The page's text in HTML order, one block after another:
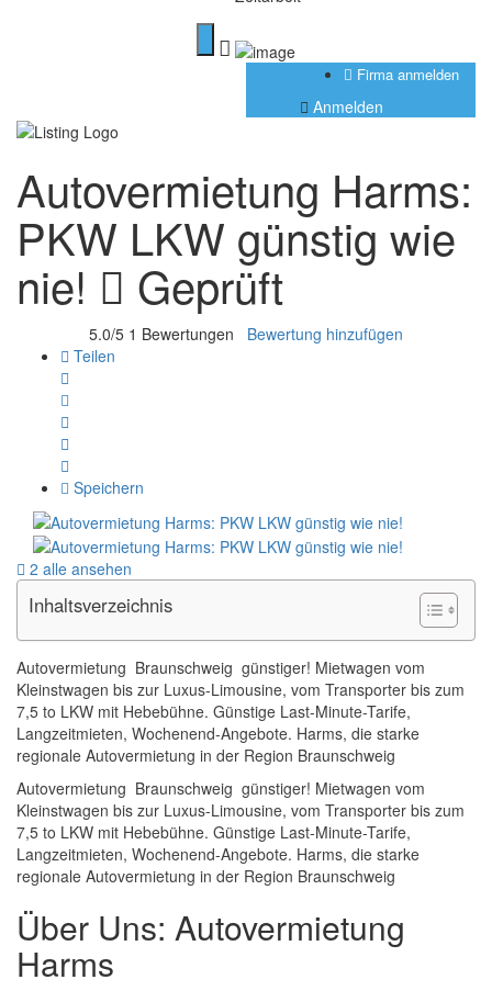
Firma anmelden
Anmelden
Autovermietung Harms:
PKW LKW günstig wie
nie! Geprüft
5.0/5 1 Bewertungen
Bewertung hinzufügen
Teilen
Speichern
2 alle ansehen
Inhaltsverzeichnis
Autovermietung Braunschweig günstiger! Mietwagen vom
Kleinstwagen bis zur Luxus-Limousine, vom Transporter bis zum
7,5 to LKW mit Hebebühne. Günstige Last-Minute-Tarife,
Langzeitmieten, Wochenend-Angebote. Harms, die starke
regionale Autovermietung in der Region Braunschweig
Autovermietung Braunschweig günstiger! Mietwagen vom
Kleinstwagen bis zur Luxus-Limousine, vom Transporter bis zum
7,5 to LKW mit Hebebühne. Günstige Last-Minute-Tarife,
Langzeitmieten, Wochenend-Angebote. Harms, die starke
regionale Autovermietung in der Region Braunschweig
Über Uns: Autovermietung
Harms